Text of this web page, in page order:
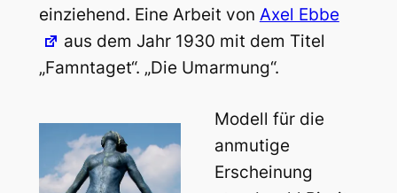
einziehend. Eine Arbeit von Axel Ebbe
aus dem Jahr 1930 mit dem Titel
„Famntaget“. „Die Umarmung“.
Modell für die
anmutige
Erscheinung